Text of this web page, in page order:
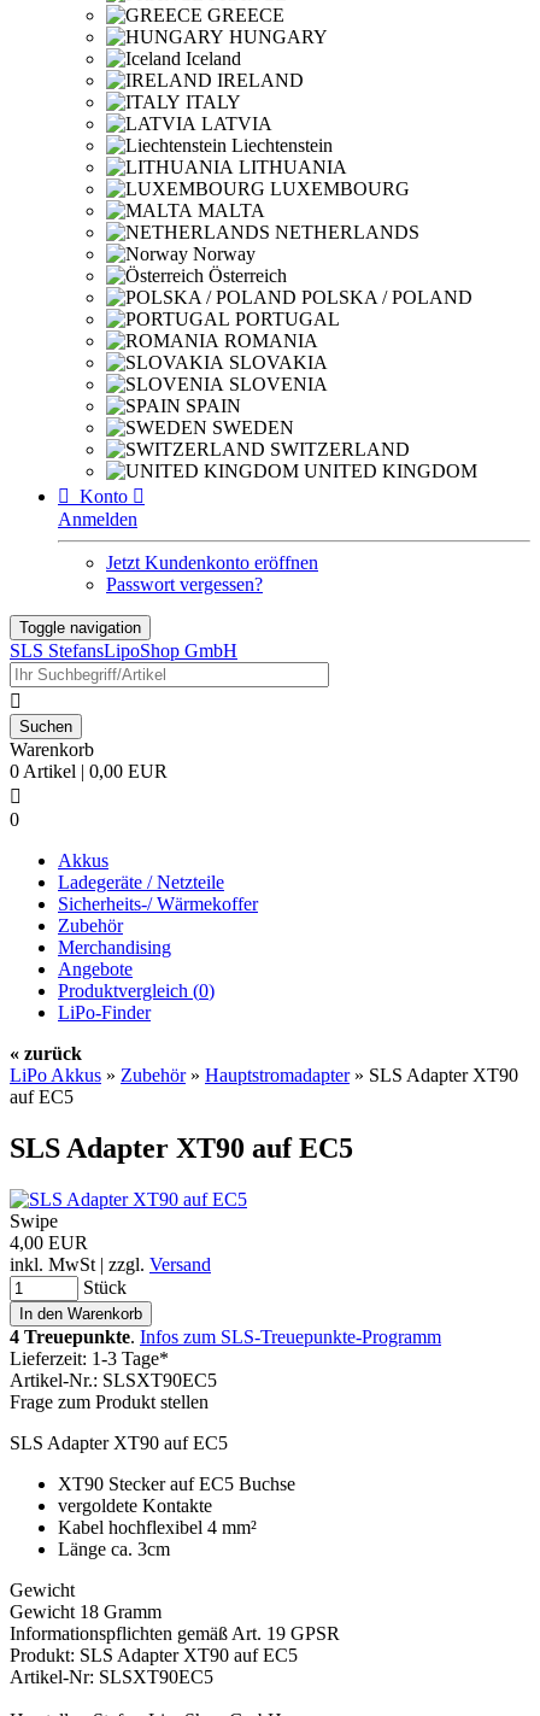
GREECE
HUNGARY
Iceland
IRELAND
ITALY
LATVIA
Liechtenstein
LITHUANIA
LUXEMBOURG
MALTA
NETHERLANDS
Norway
Österreich
POLSKA / POLAND
PORTUGAL
ROMANIA
SLOVAKIA
SLOVENIA
SPAIN
SWEDEN
SWITZERLAND
UNITED KINGDOM
 Konto 
Anmelden
Jetzt Kundenkonto eröffnen
Passwort vergessen?
Toggle navigation
SLS StefansLipoShop GmbH

Warenkorb
0 Artikel | 0,00 EUR

0
Akkus
Ladegeräte / Netzteile
Sicherheits-/ Wärmekoffer
Zubehör
Merchandising
Angebote
Produktvergleich (0)
LiPo-Finder
« zurück
LiPo Akkus » Zubehör» Hauptstromadapter» SLS Adapter XT90
auf EC5
SLS Adapter XT90 auf EC5
Swipe
4,00 EUR
inkl. MwSt | zzgl. Versand
Stück
4 Treuepunkte. Infos zum SLS-Treuepunkte-Programm
Lieferzeit: 1-3 Tage*
Artikel-Nr.: SLSXT90EC5
Frage zum Produkt stellen
SLS Adapter XT90 auf EC5
XT90 Stecker auf EC5 Buchse
vergoldete Kontakte
Kabel hochflexibel 4 mm²
Länge ca. 3cm
Gewicht
Gewicht 18 Gramm
Informationspflichten gemäß Art. 19 GPSR
Produkt: SLS Adapter XT90 auf EC5
Artikel-Nr: SLSXT90EC5